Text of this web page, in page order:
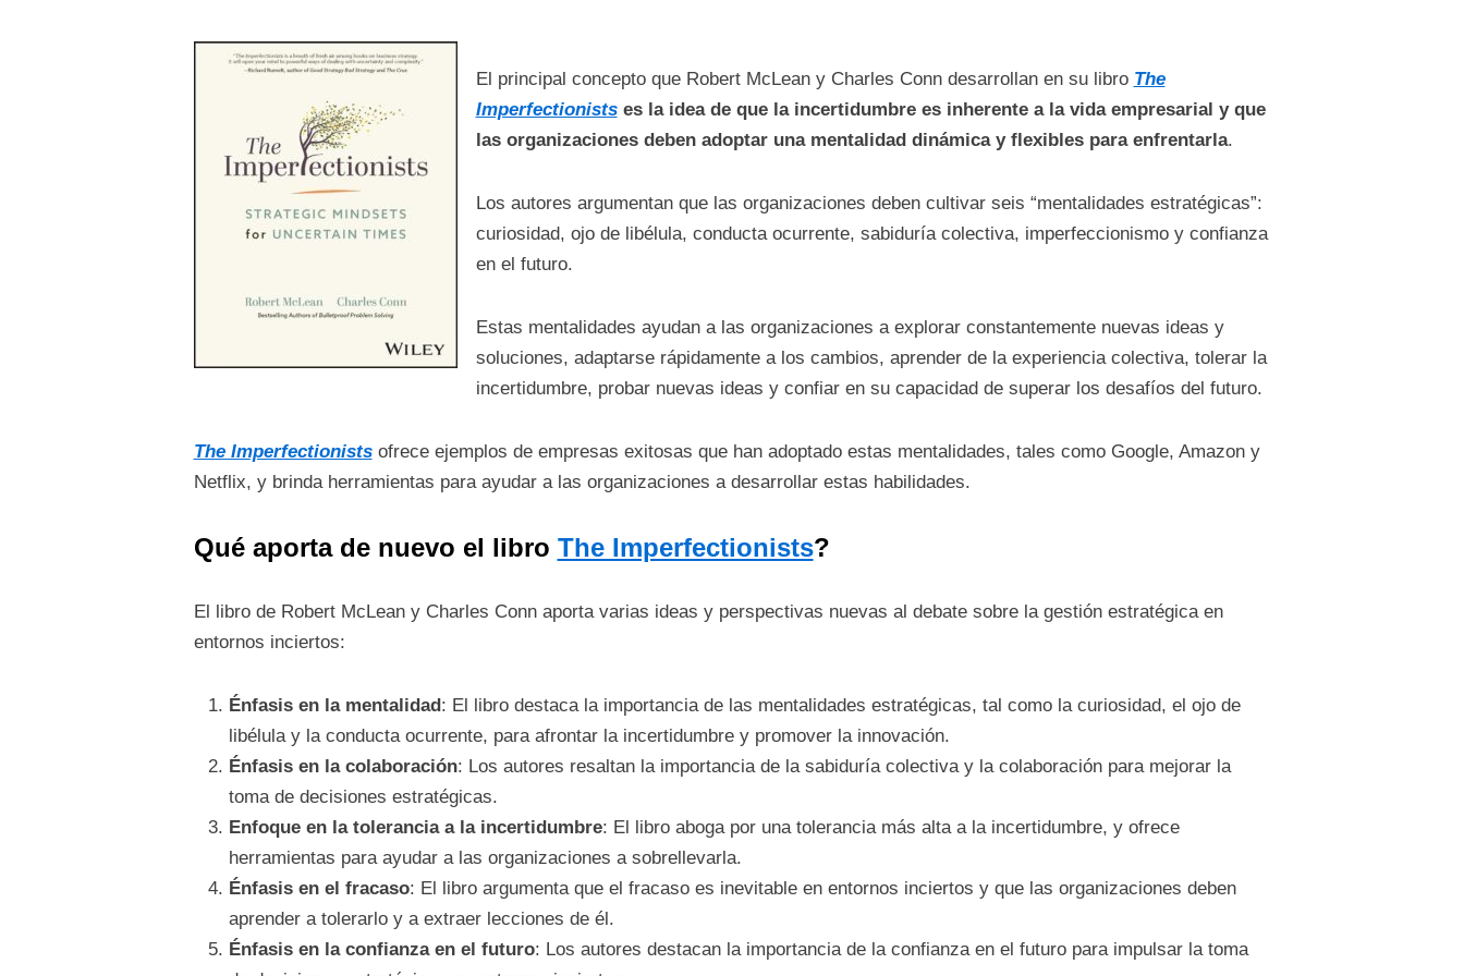
El principal concepto que Robert McLean y Charles Conn desarrollan en su libro The
Imperfectionists es la idea de que la incertidumbre es inherente a la vida empresarial y que
las organizaciones deben adoptar una mentalidad dinámica y flexibles para enfrentarla.
Los autores argumentan que las organizaciones deben cultivar seis “mentalidades estratégicas”:
curiosidad, ojo de libélula, conducta ocurrente, sabiduría colectiva, imperfeccionismo y confianza
en el futuro.
Estas mentalidades ayudan a las organizaciones a explorar constantemente nuevas ideas y
soluciones, adaptarse rápidamente a los cambios, aprender de la experiencia colectiva, tolerar la
incertidumbre, probar nuevas ideas y confiar en su capacidad de superar los desafíos del futuro.
The Imperfectionistsofrece ejemplos de empresas exitosas que han adoptado estas mentalidades, tales como Google, Amazon y
Netflix, y brinda herramientas para ayudar a las organizaciones a desarrollar estas habilidades.
Qué aporta de nuevo el libro The Imperfectionists?
El libro de Robert McLean y Charles Conn aporta varias ideas y perspectivas nuevas al debate sobre la gestión estratégica en
entornos inciertos:
Énfasis en la mentalidad: El libro destaca la importancia de las mentalidades estratégicas, tal como la curiosidad, el ojo de
libélula y la conducta ocurrente, para afrontar la incertidumbre y promover la innovación.
Énfasis en la colaboración: Los autores resaltan la importancia de la sabiduría colectiva y la colaboración para mejorar la
toma de decisiones estratégicas.
Enfoque en la tolerancia a la incertidumbre: El libro aboga por una tolerancia más alta a la incertidumbre, y ofrece
herramientas para ayudar a las organizaciones a sobrellevarla.
Énfasis en el fracaso: El libro argumenta que el fracaso es inevitable en entornos inciertos y que las organizaciones deben
aprender a tolerarlo y a extraer lecciones de él.
Énfasis en la confianza en el futuro: Los autores destacan la importancia de la confianza en el futuro para impulsar la toma